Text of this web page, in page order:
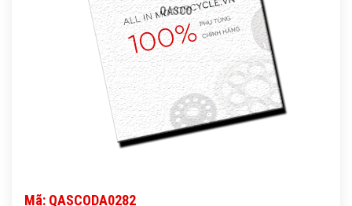
QASCO
Mã: QASCODA0282